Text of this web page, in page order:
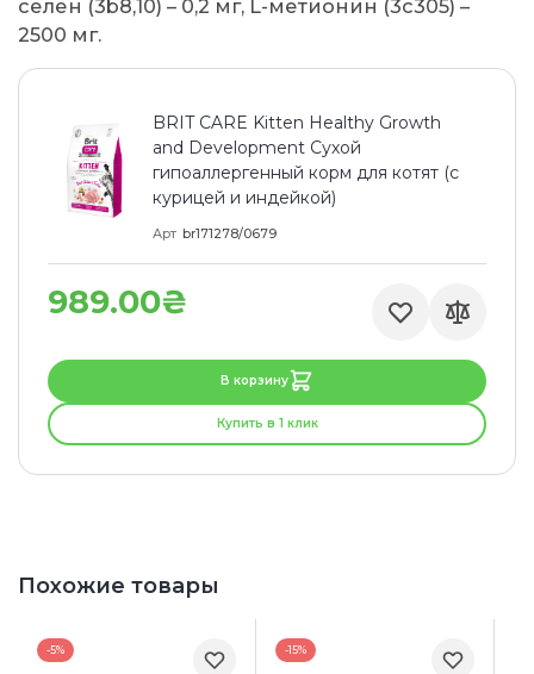
селен (3b8,10) – 0,2 мг, L-метионин (3c305) –
2500 мг.
BRIT CARE Kitten Healthy Growth
and Development Сухой
гипоаллергенный корм для котят (с
курицей и индейкой)
Арт br171278/0679
989.00₴
В корзину
Купить в 1 клик
Похожие товары
-5% -15%